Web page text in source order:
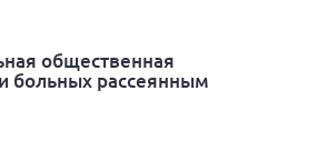
общественная
больных рассеянным